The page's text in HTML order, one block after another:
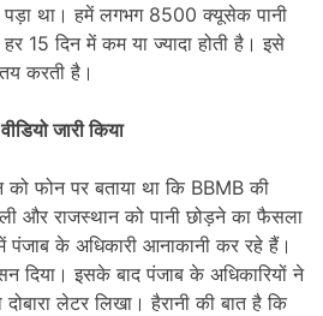
था। हमें लगभग 8500 क्यूसेक पानी
हर 15 दिन में कम या ज्यादा होती है। इसे
करती है।
जारी किया
फोन पर बताया था कि BBMB की
और राजस्थान को पानी छोड़ने का फैसला
के अधिकारी आनाकानी कर रहे हैं।
दिया। इसके बाद पंजाब के अधिकारियों ने
लेटर लिखा। हैरानी की बात है कि